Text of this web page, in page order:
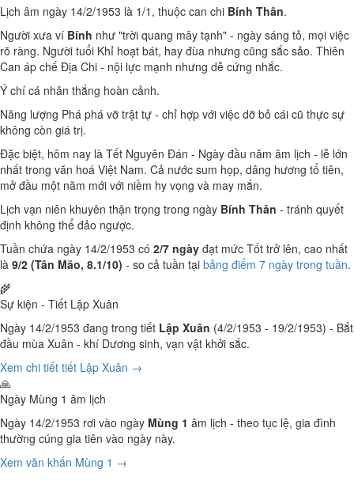
Lịch âm ngày 14/2/1953 là 1/1, thuộc can chi Bính Thân.
Người xưa ví Bính như "trời quang mây tạnh" - ngày sáng tỏ, mọi việc
rõ ràng. Người tuổi Khỉ hoạt bát, hay đùa nhưng cũng sắc sảo. Thiên
Can áp chế Địa Chi - nội lực mạnh nhưng dễ cứng nhắc.
Ý chí cá nhân thắng hoàn cảnh.
Năng lượng Phá phá vỡ trật tự - chỉ hợp với việc dỡ bỏ cái cũ thực sự
không còn giá trị.
Đặc biệt, hôm nay là Tết Nguyên Đán - Ngày đầu năm âm lịch - lễ lớn
nhất trong văn hoá Việt Nam. Cả nước sum họp, dâng hương tổ tiên,
mở đầu một năm mới với niềm hy vọng và may mắn.
Lịch vạn niên khuyên thận trọng trong ngày Bính Thân - tránh quyết
định không thể đảo ngược.
Tuần chứa ngày 14/2/1953 có 2/7 ngày đạt mức Tốt trở lên, cao nhất
là 9/2 (Tân Mão, 8.1/10) - so cả tuần tại bảng điểm 7 ngày trong tuần.
🌾
Sự kiện - Tiết Lập Xuân
Ngày 14/2/1953 đang trong tiết Lập Xuân (4/2/1953 - 19/2/1953) - Bắt
đầu mùa Xuân - khí Dương sinh, vạn vật khởi sắc.
Xem chi tiết tiết Lập Xuân →
🙏
Ngày Mùng 1 âm lịch
Ngày 14/2/1953 rơi vào ngày Mùng 1 âm lịch - theo tục lệ, gia đình
thường cúng gia tiên vào ngày này.
Xem văn khấn Mùng 1 →